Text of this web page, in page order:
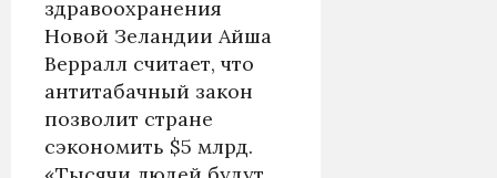
здравоохранения
Новой Зеландии Айша
Верралл считает, что
антитабачный закон
позволит стране
сэкономить $5 млрд.